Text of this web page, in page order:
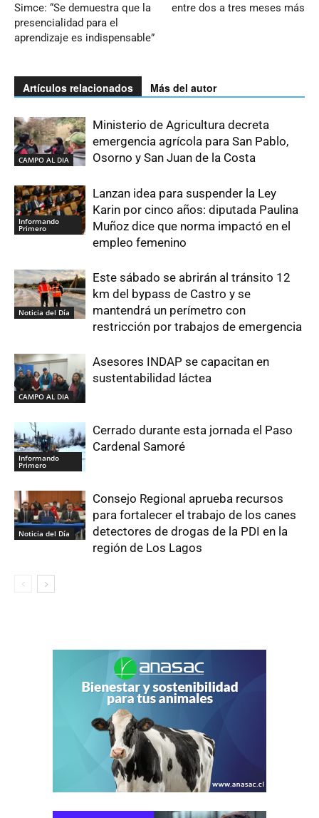
Simce: “Se demuestra que la
presencialidad para el
aprendizaje es indispensable”
entre dos a tres meses más
Artículos relacionados Más del autor
CAMPO AL DIA
Ministerio de Agricultura decreta
emergencia agrícola para San Pablo,
Osorno y San Juan de la Costa
Informando
Primero
Lanzan idea para suspender la Ley
Karin por cinco años: diputada Paulina
Muñoz dice que norma impactó en el
empleo femenino
Noticia del Día
Este sábado se abrirán al tránsito 12
km del bypass de Castro y se
mantendrá un perímetro con
restricción por trabajos de emergencia
CAMPO AL DIA
Asesores INDAP se capacitan en
sustentabilidad láctea
Informando
Primero
Cerrado durante esta jornada el Paso
Cardenal Samoré
Noticia del Día
Consejo Regional aprueba recursos
para fortalecer el trabajo de los canes
detectores de drogas de la PDI en la
región de Los Lagos